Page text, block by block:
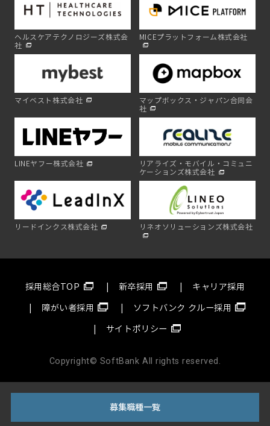
募集職種一覧
ヘルスケアテクノロジーズ株式会
社
MICEプラットフォーム株式会社
マイベスト株式会社
マップボックス・ジャパン合同会
社
LINEヤフー株式会社
リアライズ・モバイル・コミュニ
ケーションズ株式会社
リードインクス株式会社 リネオソリューションズ株式会社
採用総合TOP 新卒採用
キャリア採用
障がい者採用
ソフトバンク クルー採用
サイトポリシー
Copyright© SoftBank All rights reserved.